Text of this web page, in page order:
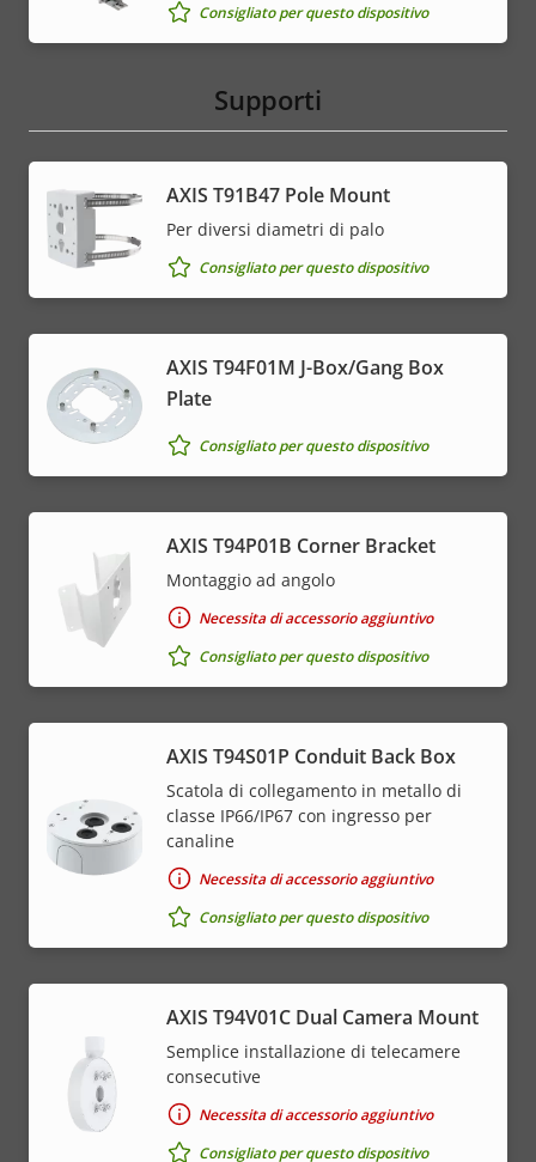
Consigliato per questo dispositivo
Supporti
AXIS T91B47 Pole Mount
Per diversi diametri di palo
Consigliato per questo dispositivo
AXIS T94F01M J-Box/Gang Box
Plate
Consigliato per questo dispositivo
AXIS T94P01B Corner Bracket
Montaggio ad angolo
Necessita di accessorio aggiuntivo
Consigliato per questo dispositivo
AXIS T94S01P Conduit Back Box
Scatola di collegamento in metallo di
classe IP66/IP67 con ingresso per
canaline
Necessita di accessorio aggiuntivo
Consigliato per questo dispositivo
AXIS T94V01C Dual Camera Mount
Semplice installazione di telecamere
consecutive
Necessita di accessorio aggiuntivo
Consigliato per questo dispositivo